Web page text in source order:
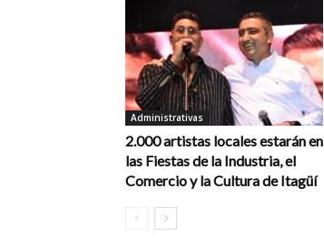
Administrativas
2.000 artistas locales estarán en
las Fiestas de la Industria, el
Comercio y la Cultura de Itagüí